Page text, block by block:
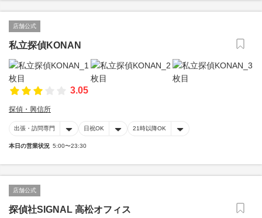
店舗公式
私立探偵KONAN
3.05
探偵・興信所
出張・訪問専門 日祝OK 21時以降OK
本日の営業状況 5:00〜23:30
店舗公式
探偵社SIGNAL 高松オフィス